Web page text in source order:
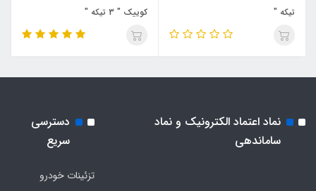
تیکه "
کوییک " 3 تیکه "
نماد اعتماد الکترونیک و نماد
ساماندهی
دسترسی
سریع
تزئینات خودرو